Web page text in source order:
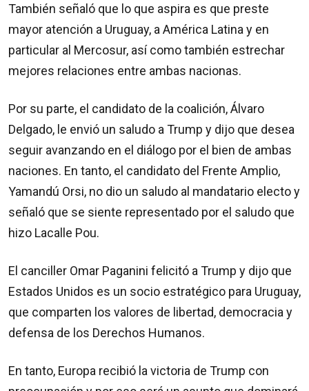
También señaló que lo que aspira es que preste
mayor atención a Uruguay, a América Latina y en
particular al Mercosur, así como también estrechar
mejores relaciones entre ambas nacionas.
Por su parte, el candidato de la coalición, Álvaro
Delgado, le envió un saludo a Trump y dijo que desea
seguir avanzando en el diálogo por el bien de ambas
naciones. En tanto, el candidato del Frente Amplio,
Yamandú Orsi, no dio un saludo al mandatario electo y
señaló que se siente representado por el saludo que
hizo Lacalle Pou.
El canciller Omar Paganini felicitó a Trump y dijo que
Estados Unidos es un socio estratégico para Uruguay,
que comparten los valores de libertad, democracia y
defensa de los Derechos Humanos.
En tanto, Europa recibió la victoria de Trump con